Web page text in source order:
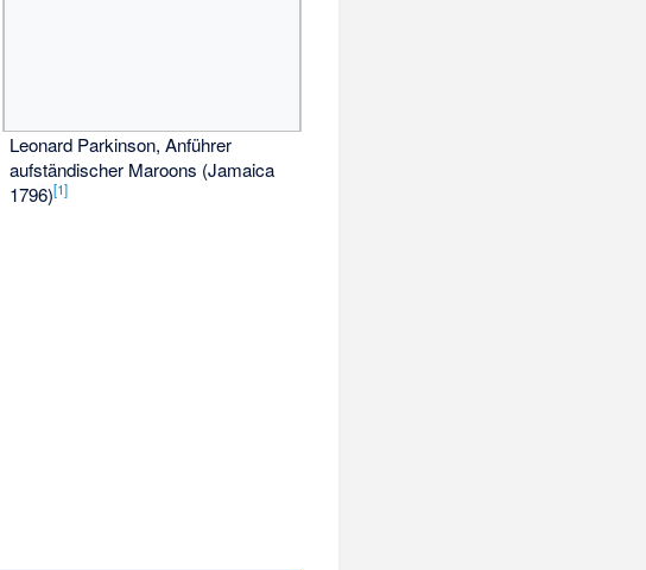
Leonard Parkinson, Anführer
aufständischer Maroons (Jamaica
1796)[1]